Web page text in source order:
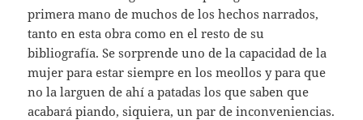
primera mano de muchos de los hechos narrados,
tanto en esta obra como en el resto de su
bibliografía. Se sorprende uno de la capacidad de la
mujer para estar siempre en los meollos y para que
no la larguen de ahí a patadas los que saben que
acabará piando, siquiera, un par de inconveniencias.